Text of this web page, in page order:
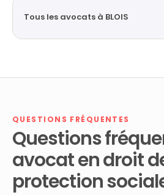
Tous les avocats à BLOIS
QUESTIONS FRÉQUENTES
Questions
avocat en droit
protection